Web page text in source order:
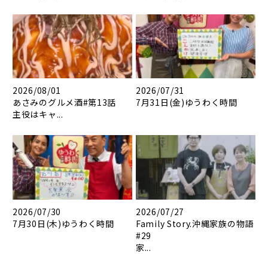
2026/08/01
あさみのグルメ酒#第13話
主役はキャ...
2026/07/31
7月31日(金)ゆうわく時間
2026/07/30
7月30日(木)ゆうわく時間
2026/07/27
Family Story.沖縄家族の物語
#29
家...